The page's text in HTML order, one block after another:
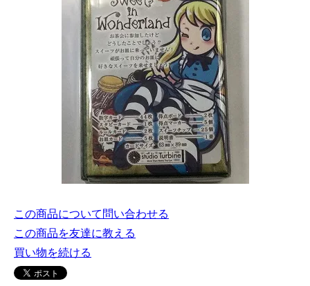
この商品について問い合わせる
この商品を友達に教える
買い物を続ける